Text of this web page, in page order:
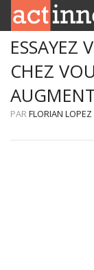
RUBRIQUES
INNOBOX
CONTACT
ESSAYEZ
CHEZ
PARFLORIAN LOPEZ